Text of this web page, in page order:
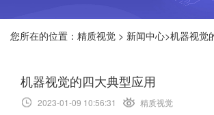
您所在的位置： 精质视觉 > 新闻中心>机器视觉
机器视觉的四大典型应用
2023-01-09 10:56:31 精质视觉